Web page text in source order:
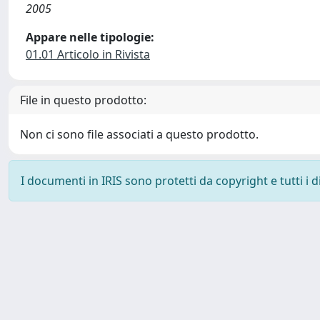
2005
Appare nelle tipologie:
01.01 Articolo in Rivista
File in questo prodotto:
Non ci sono file associati a questo prodotto.
I documenti in IRIS sono protetti da copyright e tutti i